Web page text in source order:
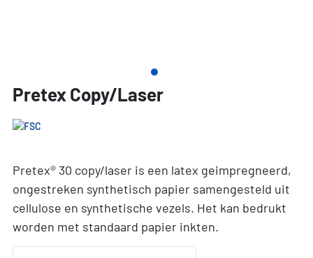
Pretex Copy/Laser
Pretex® 30 copy/laser is een latex geimpregneerd,
ongestreken synthetisch papier samengesteld uit
cellulose en synthetische vezels. Het kan bedrukt
worden met standaard papier inkten.